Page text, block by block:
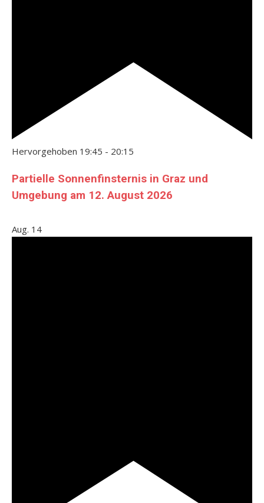
Hervorgehoben 19:45 - 20:15
Partielle Sonnenfinsternis in Graz und
Umgebung am 12. August 2026
Aug. 14